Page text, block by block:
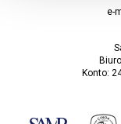
e-
Konto: